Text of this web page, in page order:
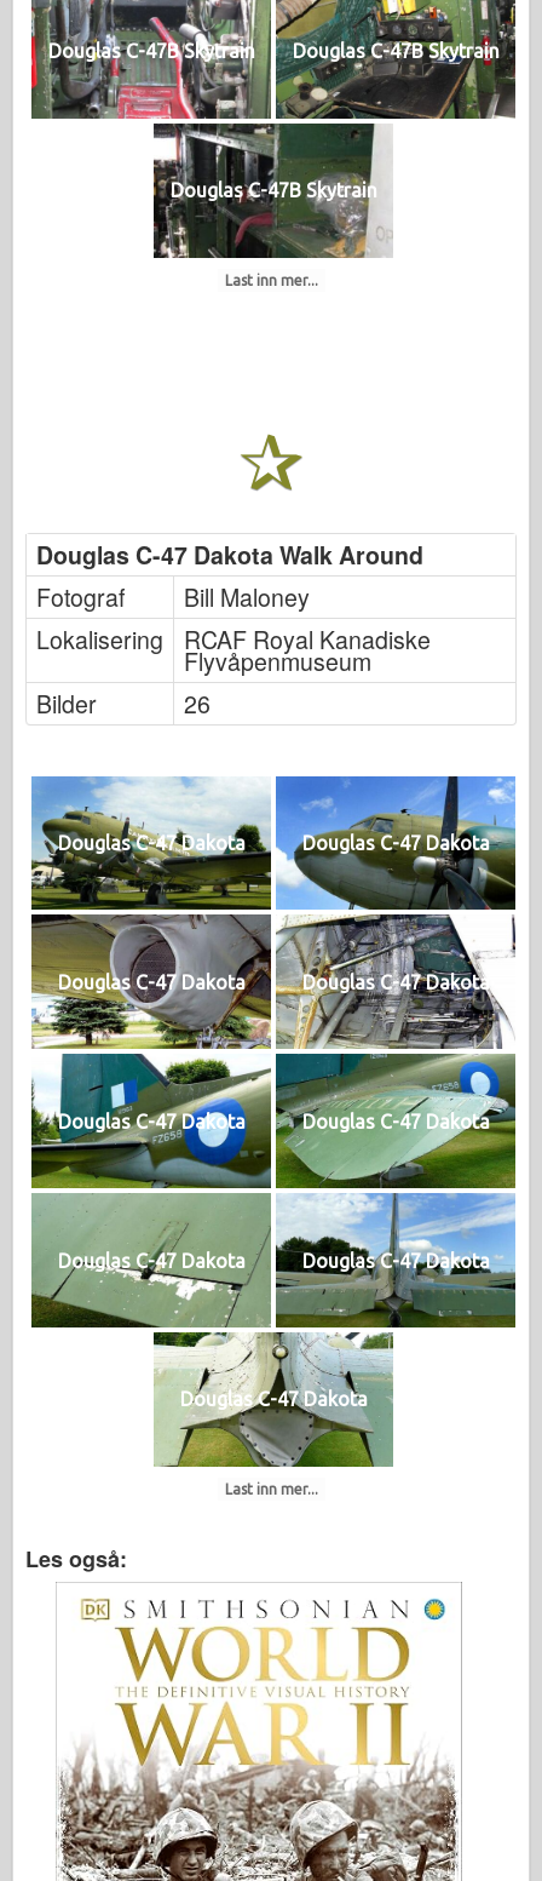
Douglas C-47B Skytrain Douglas C-47B Skytrain
Douglas C-47B Skytrain
Last inn mer...
Douglas C-47 Dakota Walk Around
Fotograf
Bill Maloney
Lokalisering
RCAF Royal Kanadiske
Flyvåpenmuseum
Bilder
26
Douglas C-47 Dakota Douglas C-47 Dakota
Douglas C-47 Dakota Douglas C-47 Dakota
Douglas C-47 Dakota Douglas C-47 Dakota
Douglas C-47 Dakota Douglas C-47 Dakota
Douglas C-47 Dakota
Last inn mer...
Les også: